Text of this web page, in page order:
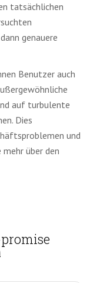
tatsächlichen
genauere
Benutzer auch
auf turbulente
Dies
und
über den